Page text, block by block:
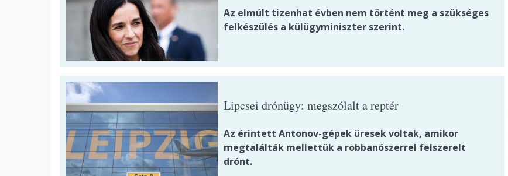
Az elmúlt tizenhat évben nem történt meg a szükséges
felkészülés a külügyminiszter szerint.
Lipcsei drónügy: megszólalt a reptér
Az érintett Antonov-gépek üresek voltak, amikor
megtalálták mellettük a robbanószerrel felszerelt
drónt.